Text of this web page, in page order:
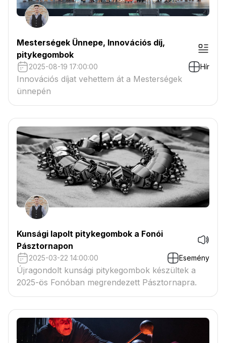
Mesterségek Ünnepe, Innovációs díj,
pitykegombok
2025-08-19 17:00:00 Hír
Innovációs díjat vehettem át a Mesterségek
ünnepén
Kunsági lapolt pitykegombok a Fonói
Pásztornapon
2025-03-22 14:00:00 Esemény
Újragondolt kunsági pitykegombok készültek a
2025-ös Fonóban megrendezett Pásztornapra.